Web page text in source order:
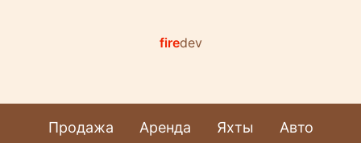
firedev
Продажа Аренда Яхты Авто